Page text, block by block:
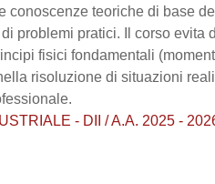
conoscenze teoriche di base
problemi pratici. Il corso
fisici fondamentali
risoluzione di situazioni
- DII / A.A. 2025 -